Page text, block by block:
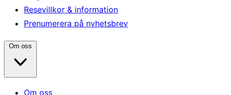
Resevillkor & information
Prenumerera på nyhetsbrev
Om oss
Om oss